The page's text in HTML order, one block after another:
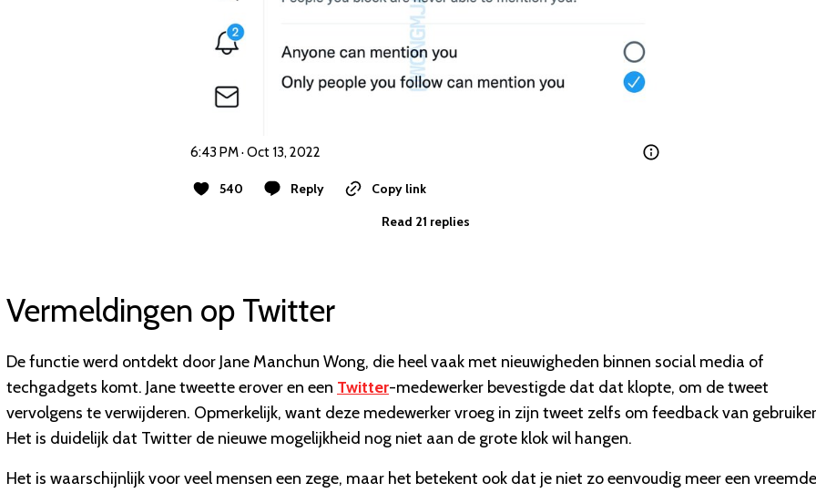
6:43 PM · Oct 13, 2022
540 Reply
Copy link
Read 21 replies
Vermeldingen op Twitter
De functie werd ontdekt door Jane Manchun Wong, die heel vaak met nieuwigheden binnen social media of
techgadgets komt. Jane tweette erover en een Twitter-medewerker bevestigde dat dat klopte, om de tweet
vervolgens te verwijderen. Opmerkelijk, want deze medewerker vroeg in zijn tweet zelfs om feedback van
Het is duidelijk dat Twitter de nieuwe mogelijkheid nog niet aan de grote klok wil hangen.
Het is waarschijnlijk voor veel mensen een zege, maar het betekent ook dat je niet zo eenvoudig meer een vreemde